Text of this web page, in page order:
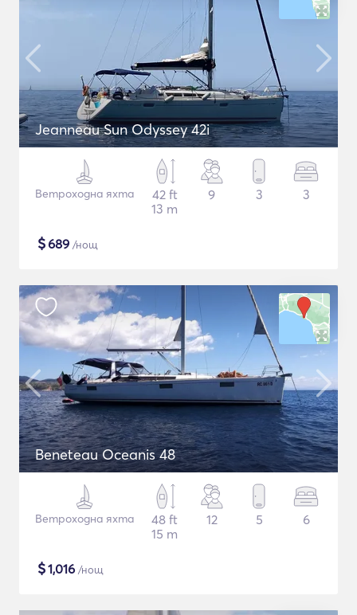
Jeanneau Sun Odyssey 42i
Ветроходна яхта
42 ft
13 m
9 3 3
$689 /нощ
Beneteau Oceanis 48
Ветроходна яхта
48 ft
15 m
12 5 6
$1,016 /нощ